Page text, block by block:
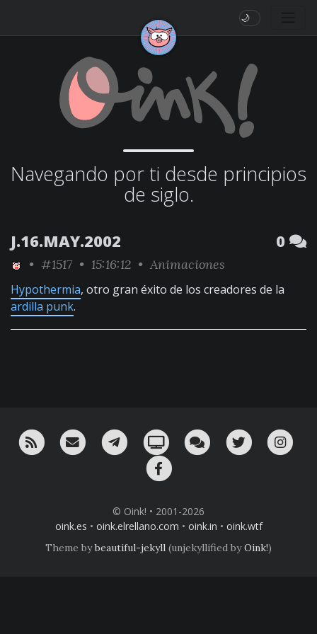
🌙
Navegando por ti desde principios
de siglo.
J.16.MAY.2002 0
• #1517 • 15:16:12 • Animaciones
Hypothermia, otro gran éxito de los creadores de la
ardilla punk.
RSS ¡Mándame un email!¡Nuestro canal en Telegram!
Oink! TV Charla con nosotros
Twitter
© Oink! • 2001-2026
oink.es • oink.elrellano.com • oink.in • oink.wtf
Theme bybeautiful-jekyll (unjekyllified byOink!)